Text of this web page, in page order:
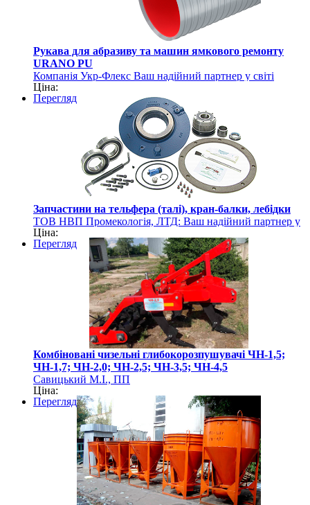
Рукава для абразиву та машин ямкового ремонту
URANO PU
Компанія Укр-Флекс Ваш надійний партнер у світі
рукавів та шлангів
Ціна:
Перегляд
Запчастини на тельфера (талі), кран-балки, лебідки
ТОВ НВП Промекологія, ЛТД: Ваш надійний партнер у
світі вантажопідйомного обладнання
Ціна:
Перегляд
Комбіновані чизельні глибокорозпушувачі ЧН-1,5;
ЧН-1,7; ЧН-2,0; ЧН-2,5; ЧН-3,5; ЧН-4,5
Савицький М.І., ПП
Ціна:
Перегляд